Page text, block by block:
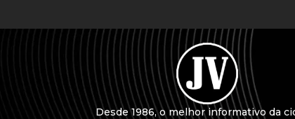
Desde 1986, o melhor informativo da